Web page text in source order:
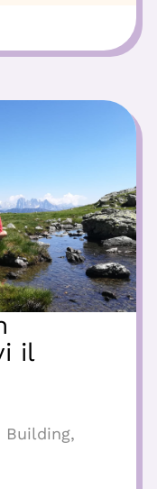
il
Building,